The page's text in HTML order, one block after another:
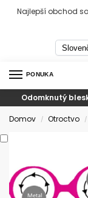
Najlepší obchod
PONUKA
Odomknutý
Domov / Otroctvo /